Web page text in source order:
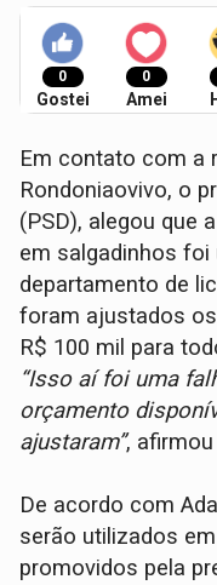
0
Gostei
0
Amei
Em contato com a
Rondoniaovivo, o
(PSD), alegou que
em salgadinhos
departamento de
foram ajustados
R$ 100 mil para
“Isso aí foi uma
orçamento
ajustaram”,
De acordo com
serão utilizados
promovidos pela